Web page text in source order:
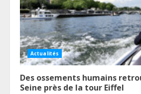
Actualités
Des ossements humains
Seine près de la tour Eiffel